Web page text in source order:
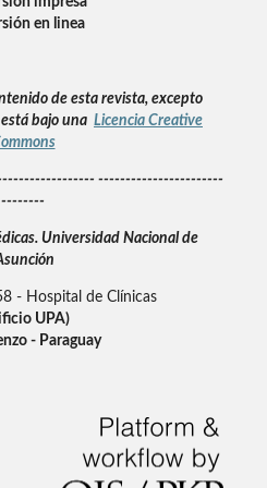
en linea
de esta revista, excepto
bajo una Licencia Creative
-----------------------
--------
Universidad Nacional de
- Hospital de Clínicas
UPA)
- Paraguay